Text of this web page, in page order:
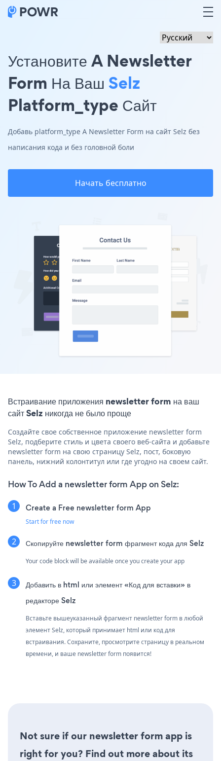
Установите A Newsletter
Form На Ваш Selz
Platform_type Сайт
Добавь platform_type A Newsletter Form на сайт Selz без
написания кода и без головной боли
Начать бесплатно
Встраивание приложения newsletter form на ваш
сайт Selz никогда не было проще
Создайте свое собственное приложение newsletter form
Selz, подберите стиль и цвета своего веб-сайта и добавьте
newsletter form на свою страницу Selz, пост, боковую
панель, нижний колонтитул или где угодно на своем сайт.
How To Add a newsletter form App on Selz:
Create a Free newsletter form App
Start for free now
Скопируйте newsletter form фрагмент кода для Selz
Your code block will be available once you create your app
Добавить в html или элемент «Код для вставки» в
редакторе Selz
Вставьте вышеуказанный фрагмент newsletter form в любой
элемент Selz, который принимает html или код для
встраивания. Сохраните, просмотрите страницу в реальном
времени, и ваше newsletter form появится!
Not sure if our newsletter form app is
right for you? Find out more about its